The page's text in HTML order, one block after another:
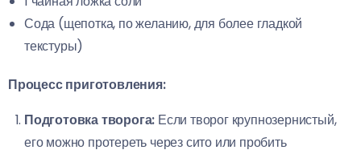
Сода (щепотка, по желанию, для более гладкой
текстуры)
Процесс приготовления:
Подготовка творога: Если творог крупнозернистый,
его можно протереть через сито или пробить